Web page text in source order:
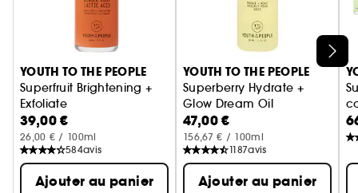
Ignorer le carrousel produits
YOUTH TO THE PEOPLE
Superfruit Brightening +
Exfoliate
Papaya + Vitamin C
39,00 €
26,00 € / 100ml
584avis
Ajouter au panier
YOUTH TO THE PEOPLE
Superberry Hydrate +
Glow Dream Oil
Huile visage hydratante
47,00 €
156,67 € / 100ml
1187avis
Ajouter au panier